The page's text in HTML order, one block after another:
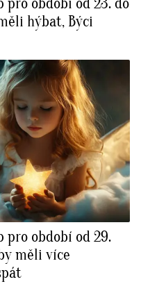
pro období od 23. do
hýbat, Býci
pro období od 29.
měli více